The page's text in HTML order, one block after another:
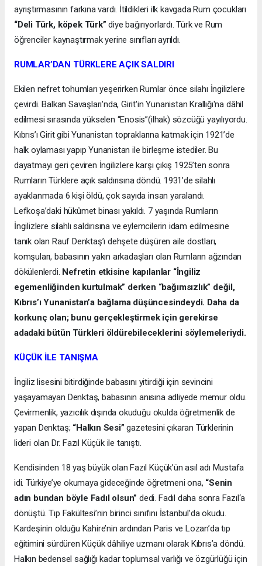
ayrıştırmasının farkına vardı. İtildikleri ilk kavgada Rum çocukları
“Deli Türk, köpek Türk” diye bağırıyorlardı. Türk ve Rum
öğrenciler kaynaştırmak yerine sınıfları ayrıldı.
RUMLAR’DAN TÜRKLERE AÇIK SALDIRI
Ekilen nefret tohumları yeşerirken Rumlar önce silahı İngilizlere
çevirdi. Balkan Savaşları'nda, Girit'in Yunanistan Krallığı'na dâhil
edilmesi sırasında yükselen “Enosis”(ilhak) sözcüğü yayılıyordu.
Kıbrıs’ı Girit gibi Yunanistan topraklarına katmak için 1921’de
halk oylaması yapıp Yunanistan ile birleşme istediler. Bu
dayatmayı geri çeviren İngilizlere karşı çıkış 1925’ten sonra
Rumların Türklere açık saldırısına döndü. 1931’de silahlı
ayaklanmada 6 kişi öldü, çok sayıda insan yaralandı.
Lefkoşa’daki hükûmet binası yakıldı. 7 yaşında Rumların
İngilizlere silahlı saldırısına ve eylemcilerin idam edilmesine
tanık olan Rauf Denktaş’ı dehşete düşüren aile dostları,
komşuları, babasının yakın arkadaşları olan Rumların ağzından
dökülenlerdi. Nefretin etkisine kapılanlar “İngiliz
egemenliğinden kurtulmak” derken “bağımsızlık” değil,
Kıbrıs’ı Yunanistan’a bağlama düşüncesindeydi. Daha da
korkunç olan; bunu gerçekleştirmek için gerekirse
adadaki bütün Türkleri öldürebileceklerini söylemeleriydi.
KÜÇÜK İLE TANIŞMA
İngiliz lisesini bitirdiğinde babasını yitirdiği için sevincini
yaşayamayan Denktaş, babasının anısına adliyede memur oldu.
Çevirmenlik, yazıcılık dışında okuduğu okulda öğretmenlik de
yapan Denktaş; “Halkın Sesi”gazetesini çıkaran Türklerinin
lideri olan Dr. Fazıl Küçük ile tanıştı.
Kendisinden 18 yaş büyük olan Fazıl Küçük’ün asıl adı Mustafa
idi. Türkiye’ye okumaya gideceğinde öğretmeni ona, “Senin
adın bundan böyle Fadıl olsun” dedi. Fadıl daha sonra Fazıl‘a
dönüştü. Tıp Fakültesi’nin birinci sınıfını İstanbul’da okudu.
Kardeşinin olduğu Kahire’nin ardından Paris ve Lozan’da tıp
eğitimini sürdüren Küçük dâhiliye uzmanı olarak Kıbrıs’a döndü.
Halkın bedensel sağlığı kadar toplumsal varlığı ve özgürlüğü için